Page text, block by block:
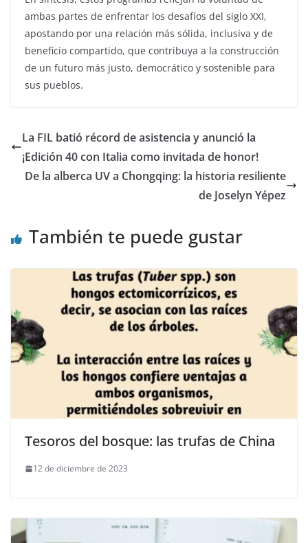
ambas partes de enfrentar los desafíos del siglo XXI,
apostando por una relación más sólida, inclusiva y de
beneficio compartido, que contribuya a la construcción
de un futuro más justo, democrático y sostenible para
sus pueblos.
La FIL batió récord de asistencia y anunció la
¡Edición 40 con Italia como invitada de honor!
De la alberca UV a Chongqing: la historia resiliente
de Joselyn Yépez
También te puede gustar
Tesoros del bosque: las trufas de China
12 de diciembre de 2023